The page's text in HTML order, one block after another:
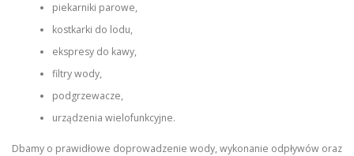
piekarniki parowe,
kostkarki do lodu,
ekspresy do kawy,
filtry wody,
podgrzewacze,
urządzenia wielofunkcyjne.
Dbamy o prawidłowe doprowadzenie wody, wykonanie odpływów oraz